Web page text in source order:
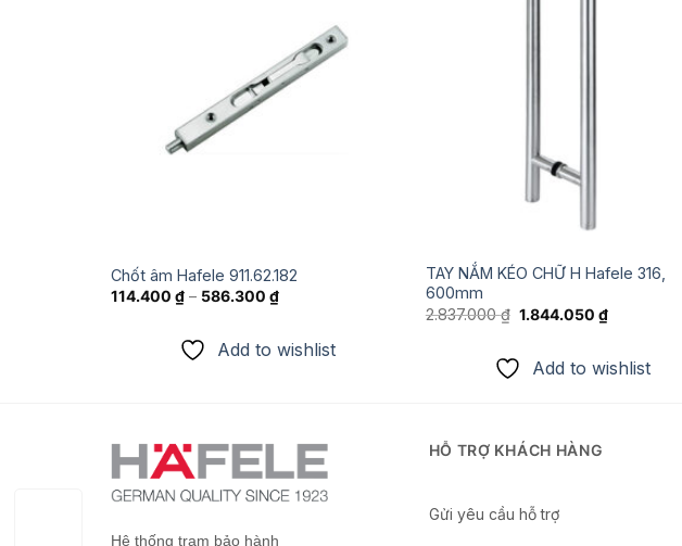
Chốt âm Hafele 911.62.182
114.400 ₫– 586.300 ₫
Add to wishlist
TAY NẮM KÉO CHỮ H Hafele 316,
600mm
2.837.000₫ Giá
2.837.000 ₫.
1.844.050₫Giá
là:
1.844.050
Add to wishlist
Hệ thống trạm bảo hành
HỖ TRỢ KHÁCH HÀNG
Gửi yêu cầu hỗ trợ